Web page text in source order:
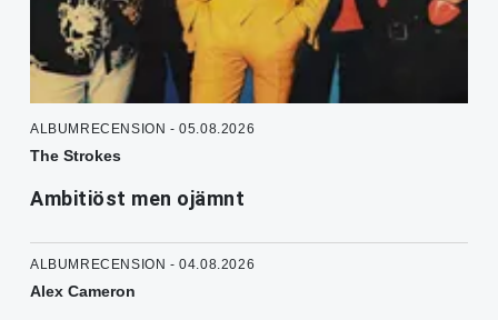
ALBUMRECENSION - 05.08.2026
The Strokes
Ambitiöst men ojämnt
ALBUMRECENSION - 04.08.2026
Alex Cameron